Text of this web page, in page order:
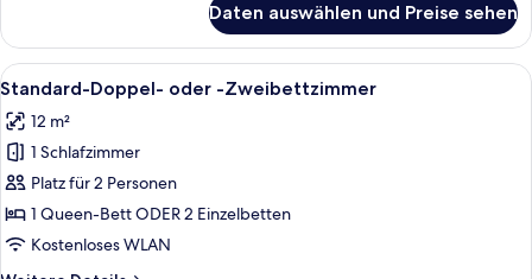
Einzelzimmer
Daten auswählen und Preise sehen
Alle
Fotos
für
Standard-
Doppel-
oder
-
Ein Hotelzimmer mit einem großen
6
Standard-Doppel- oder -Zweibettzimmer
12 m²
1 Schlafzimmer
Platz für 2 Personen
1 Queen-Bett ODER 2 Einzelbetten
Kostenloses WLAN